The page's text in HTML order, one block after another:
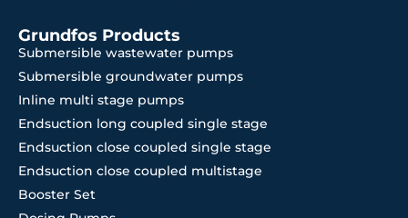
Grundfos Products
Submersible wastewater pumps
Submersible groundwater pumps
Inline multi stage pumps
Endsuction long coupled single stage
Endsuction close coupled single stage
Endsuction close coupled multistage
Booster Set